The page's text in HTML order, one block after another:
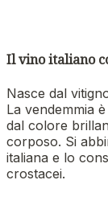
Il vino italiano
Nasce dal
La vendemmia
dal colore
corposo. Si
italiana e lo
crostacei.